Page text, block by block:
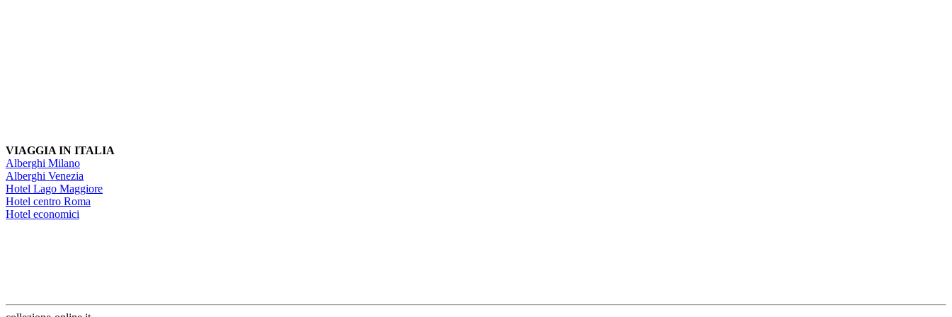
VIAGGIA IN ITALIA
Alberghi Milano
Alberghi Venezia
Hotel Lago Maggiore
Hotel centro Roma
Hotel economici